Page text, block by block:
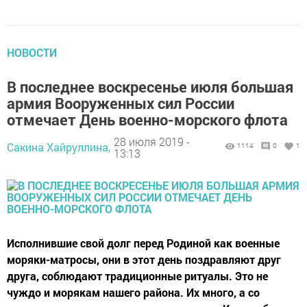
НОВОСТИ
В последнее воскресенье июля большая
армия Вооруженных сил России
отмечает День военно-морского флота
Сакина Хайруллина, 28 июля 2019 -
13:13
1114 0 1
Исполнившие свой долг перед Родиной как военные
моряки-матросы, они в этот день поздравляют друг
друга, соблюдают традиционные ритуалы. Это не
чуждо и морякам нашего района. Их много, а со